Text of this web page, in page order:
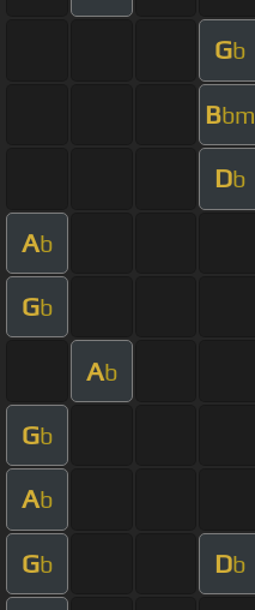
Gb
Bbm
Db
Ab
Gb
Ab
Gb
Ab
Gb Db